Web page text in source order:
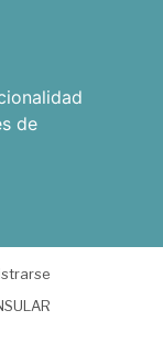
de